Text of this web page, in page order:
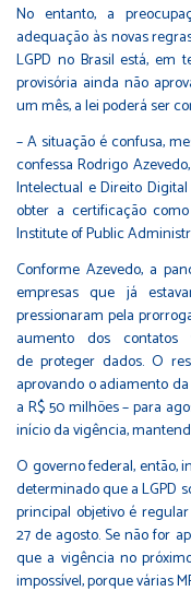
No entanto, a
adequação às novas
LGPD no Brasil está, em
provisória ainda não
um mês, a lei poderá ser
– A situação é confusa,
confessa Rodrigo
Intelectual e Direito
obter a certificação
Institute of Public
Conforme Azevedo, a
empresas que já
pressionaram pela
aumento dos
deproteger dados. O
aprovando o adiamento
a R$ 50 milhões – para
início da vigência,
O governo federal, então,
determinado que a LGPD
principal objetivo é
27 de agosto. Se não for
que a vigência no
impossível, porque várias